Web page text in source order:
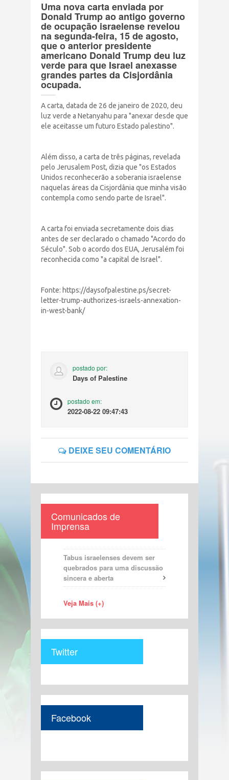
Terrorismo Israelense
AÇÕES
Clube Brasil Palestina
Doe
Eventos
Junte-se a nós
PUBLICAÇÕES
Uma nova carta enviada por
Donald Trump ao antigo governo
de ocupação israelense revelou
na segunda-feira, 15 de agosto,
que o anterior presidente
americano Donald Trump deu luz
verde para que Israel anexasse
grandes partes da Cisjordânia
ocupada.
A carta, datada de 26 de janeiro de 2020, deu
luz verde a Netanyahu para "anexar desde que
ele aceitasse um futuro Estado palestino".
Além disso, a carta de três páginas, revelada
pelo Jerusalem Post, dizia que "os Estados
Unidos reconhecerão a soberania israelense
naquelas áreas da Cisjordânia que minha visão
contempla como sendo parte de Israel".
A carta foi enviada secretamente dois dias
antes de ser declarado o chamado "Acordo do
Século". Sob o acordo dos EUA, Jerusalém foi
reconhecida como "a capital de Israel".
Fonte: https://daysofpalestine.ps/secret-
letter-trump-authorizes-israels-annexation-
in-west-bank/
postado por:
Days of Palestine
postado em:
2022-08-22 09:47:43
DEIXE SEU COMENTÁRIO
Comunicados de
Imprensa
Tabus israelenses devem ser
quebrados para uma discussão
sincera e aberta
Veja Mais (+)
Twitter
Facebook